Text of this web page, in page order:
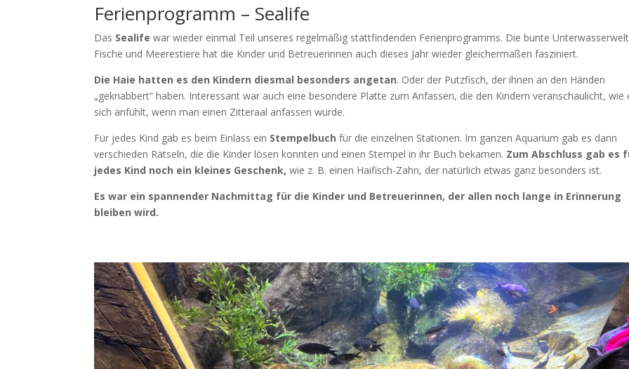
Ferienprogramm – Sealife
Das Sealife war wieder einmal Teil unseres regelmäßig stattfindenden Ferienprogramms. Die bunte
Fische und Meerestiere hat die Kinder und Betreuerinnen auch dieses Jahr wieder gleichermaßen fasziniert.
Die Haie hatten es den Kindern diesmal besonders angetan. Oder der Putzfisch, der ihnen an den Händen
„geknabbert“ haben. Interessant war auch eine besondere Platte zum Anfassen, die den Kindern veranschaulicht, wie
sich anfühlt, wenn man einen Zitteraal anfassen würde.
Für jedes Kind gab es beim Einlass ein Stempelbuch für die einzelnen Stationen. Im ganzen Aquarium gab es dann
verschieden Rätseln, die die Kinder lösen konnten und einen Stempel in ihr Buch bekamen. Zum Abschluss gab es
jedes Kind noch ein kleines Geschenk, wie z. B. einen Haifisch-Zahn, der natürlich etwas ganz besonders ist.
Es war ein spannender Nachmittag für die Kinder und Betreuerinnen, der allen noch lange in Erinnerung
bleiben wird.